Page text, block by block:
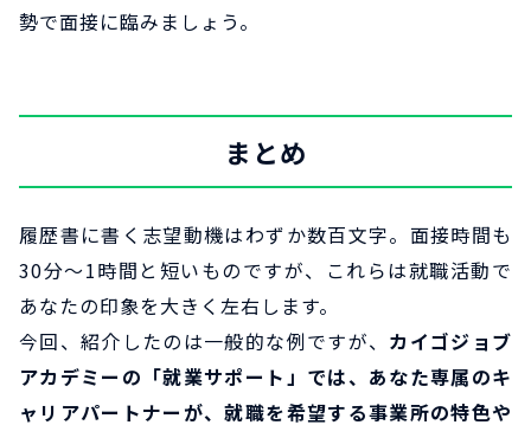
勢で面接に臨みましょう。
まとめ
履歴書に書く志望動機はわずか数百文字。面接時間も
30分～1時間と短いものですが、これらは就職活動で
あなたの印象を大きく左右します。
今回、紹介したのは一般的な例ですが、 カイゴジョブ
アカデミーの「就業サポート」では、あなた専属のキ
ャリアパートナーが、就職を希望する事業所の特色や